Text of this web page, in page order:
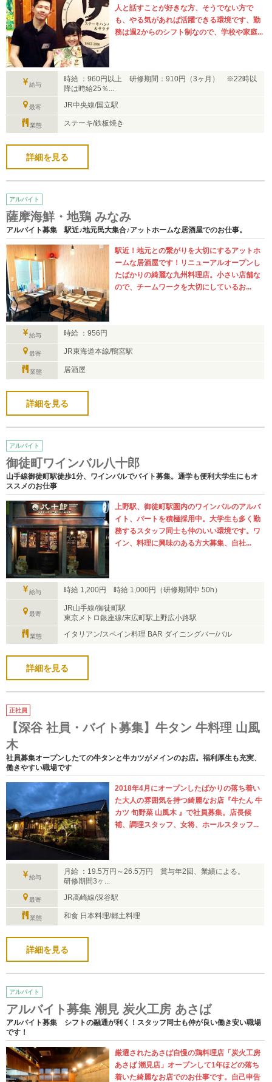
人と話すことが好きな方、そうでない方で
も、やる気があれば活躍できる環境です、勤
務は週2からのシフト制なので、学校や家庭...
給与
時給 ：960円以上 研修期間：910円（3ヶ月） ※22時以
降は時給25％...
最寄 JR中央線/国立駅
業態 ステーキ/鉄板焼き
詳細を見る
アルバイト
薩摩海鮮・地鶏 みなみ
アルバイト募集 駅近♪地元民大集合♪アットホームな居酒屋でのお仕事。
駅近！地元との繋がりを大切にするアットホ
ームな居酒屋です！リニューアルオープンし
たばかりの綺麗な九州料理店。小さい店舗な
ので、チームワークを大切にしているお...
給与 時給 ：956円
最寄 JR東海道本線/鴨宮駅
業態 居酒屋
詳細を見る
アルバイト
御徒町ワインバル八十郎
山手線御徒町駅徒歩1分、ワインバルでバイト募集。通学も便利大学生にもオ
ススメのお仕事
上野駅、御徒町駅圏内のワインバルのアルバ
イト、パートを積極採用中。大学生も多く勤
務するスタッフ同士も仲のいい環境です。ワ
イン、料理に興味のある方大募集、自社...
給与 時給 1,200円 時給 1,000円（研修期間中 50h）
最寄
JR山手線/御徒町駅
東京メトロ銀座線/末広町駅上野広小路駅
業態 イタリアン/スペイン料理 BAR ダイニングバー/バル
詳細を見る
正社員
【深谷 社員・バイト募集】牛タン 牛料理 山風
木
社員募集オープンしたての牛タンと牛カツがメインのお店。福利厚生も充実、
働きやすい職場です
2018年4月にオープンしたばかりの落ち着い
た大人の雰囲気を持つ綺麗なお店『牛たん 牛
カツ 旬野菜 山風木 』で社員募集。店長候
補、調理スタッフ、女将、ホールスタッフ...
給与
月給 ：19.5万円～26.5万円 賞与年2回、業績による。
研修期間3ヶ...
最寄 JR高崎線/深谷駅
業態 和食 日本料理/郷土料理
詳細を見る
アルバイト
アルバイト募集 潮見 炭火工房 あさば
アルバイト募集 シフトの融通が利く！スタッフ同士も仲が良い働き安い職場
です！
厳選されたあさば自慢の鶏料理店「炭火工房
あさば 潮見店」オープンして1年ほどの落ち
着いた綺麗なお店でのお仕事です。自己申告